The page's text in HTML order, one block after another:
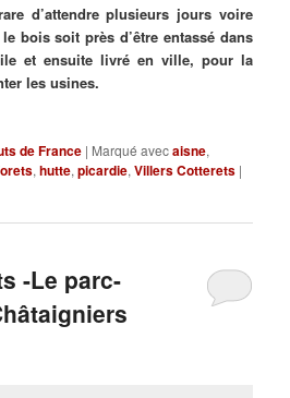
d’attendre plusieurs jours voire
bois soit près d’être entassé dans
et ensuite livré en ville, pour la
les usines.
de France | Marqué avecaisne,
,hutte,picardie,Villers Cotterets |
-Le parc-